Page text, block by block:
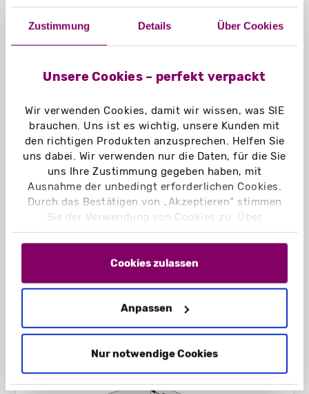
Zustimmung Details Über Cookies
Unsere Cookies – perfekt verpackt
Wir verwenden Cookies, damit wir wissen, was SIE
brauchen. Uns ist es wichtig, unsere Kunden mit
den richtigen Produkten anzusprechen. Helfen Sie
uns dabei. Wir verwenden nur die Daten, für die Sie
uns Ihre Zustimmung gegeben haben, mit
Ausnahme der unbedingt erforderlichen Cookies.
Durch das Bestätigen von „Akzeptieren“ stimmen
Sie der Verwendung von Cookies zu. Über
„Einstellungen“ können Sie auswählen, welche
Cookies Sie zulassen. Hier finden Sie unser
und unsereDatenschutzerklärung
Cookies zulassen
Anpassen
Nur notwendige Cookies
Material:
370 g/m²
Naturkarton schwarz 400 g/m²
Graskarton 400 g/m²
Einsatzbereich:
Eignet sich z. B. für Schreibblöcke,
Broschüren, Unterlagen in DIN A6